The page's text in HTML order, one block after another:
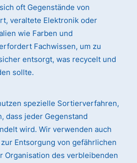
oft Gegenstände von
veraltete Elektronik oder
wie Farben und
Fachwissen, um zu
entsorgt, was recycelt und
sollte.
spezielle Sortierverfahren,
dass jeder Gegenstand
wird. Wir verwenden auch
Entsorgung von gefährlichen
Organisation des verbleibenden